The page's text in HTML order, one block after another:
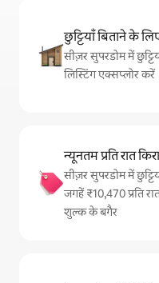
छुट्टियाँ बिताने के
सीज़र सुपरडोम में
लिस्टिंग एक्सप्लोर करें
न्यूनतम प्रति रात
सीज़र सुपरडोम में
जगहें ₹10,470 प्रति
शुल्क के बगैर